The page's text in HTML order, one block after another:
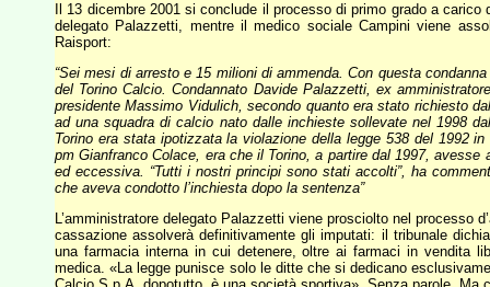
Il 13 dicembre 2001 si conclude il processo di primo grado a
delegato Palazzetti, mentre il medico sociale Campini viene
Raisport:
“Sei mesi di arresto e 15 milioni di ammenda. Con questa
del Torino Calcio. Condannato Davide Palazzetti, ex
presidente Massimo Vidulich, secondo quanto era stato richiesto
ad una squadra di calcio nato dalle inchieste sollevate nel 1998
Torino era stata ipotizzata la violazione della legge 538 del 1992
pm Gianfranco Colace, era che il Torino, a partire dal 1997,
ed eccessiva. “Tutti i nostri principi sono stati accolti”, ha
che aveva condotto l’inchiesta dopo la sentenza”
L’amministratore delegato Palazzetti viene prosciolto nel processo
cassazione assolverà definitivamente gli imputati: il tribunale
una farmacia interna in cui detenere, oltre ai farmaci in vendita
medica. «La legge punisce solo le ditte che si dedicano